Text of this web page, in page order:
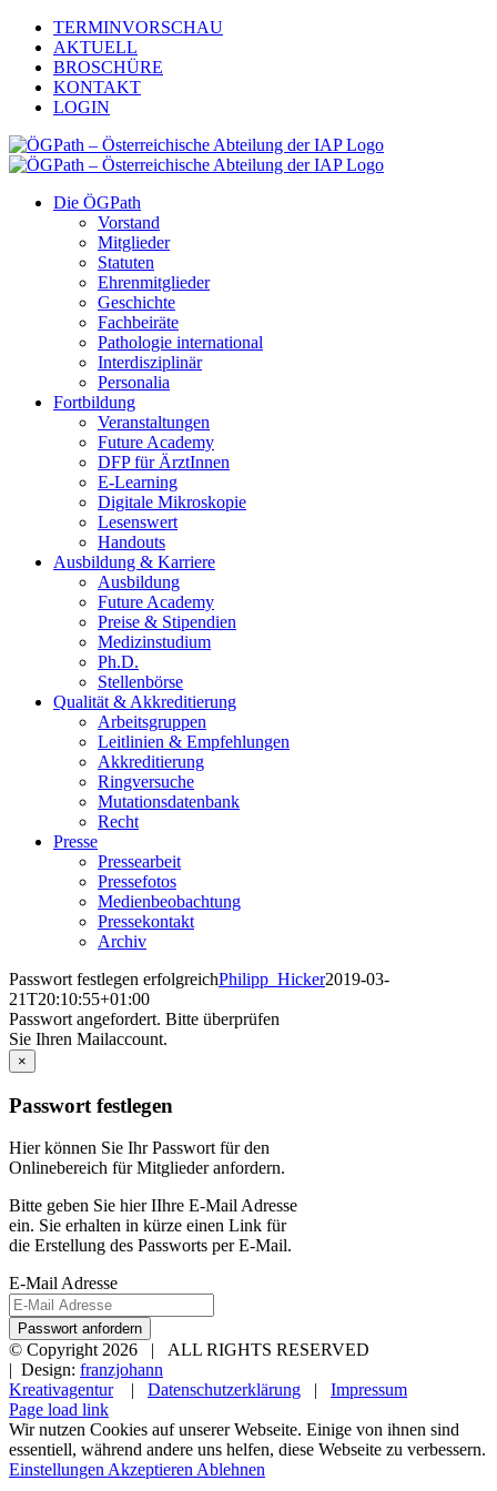
Zum
Inhalt
springen
TERMINVORSCHAU
AKTUELL
BROSCHÜRE
KONTAKT
LOGIN
Die ÖGPath
Vorstand
Mitglieder
Statuten
Ehrenmitglieder
Geschichte
Fachbeiräte
Pathologie international
Interdisziplinär
Personalia
Fortbildung
Veranstaltungen
Future Academy
DFP für ÄrztInnen
E-Learning
Digitale Mikroskopie
Lesenswert
Handouts
Ausbildung & Karriere
Ausbildung
Future Academy
Preise & Stipendien
Medizinstudium
Ph.D.
Stellenbörse
Qualität & Akkreditierung
Arbeitsgruppen
Leitlinien & Empfehlungen
Akkreditierung
Ringversuche
Mutationsdatenbank
Recht
Presse
Pressearbeit
Pressefotos
Medienbeobachtung
Pressekontakt
Archiv
Passwort festlegen erfolgreichPhilipp_Hicker2019-03-
21T20:10:55+01:00
Passwort angefordert. Bitte überprüfen
Sie Ihren Mailaccount.
×
Passwort festlegen
Hier können Sie Ihr Passwort für den
Onlinebereich für Mitglieder anfordern.
Bitte geben Sie hier IIhre E-Mail Adresse
ein. Sie erhalten in kürze einen Link für
die Erstellung des Passworts per E-Mail.
E-Mail Adresse
Passwort anfordern
© Copyright2026 | ALL RIGHTS RESERVED
| Design: franzjohann
Kreativagentur| Datenschutzerklärung | Impressum
Page load link
Wir nutzen Cookies auf unserer Webseite. Einige von ihnen sind
essentiell, während andere uns helfen, diese Webseite zu verbessern.
EinstellungenAkzeptierenAblehnen